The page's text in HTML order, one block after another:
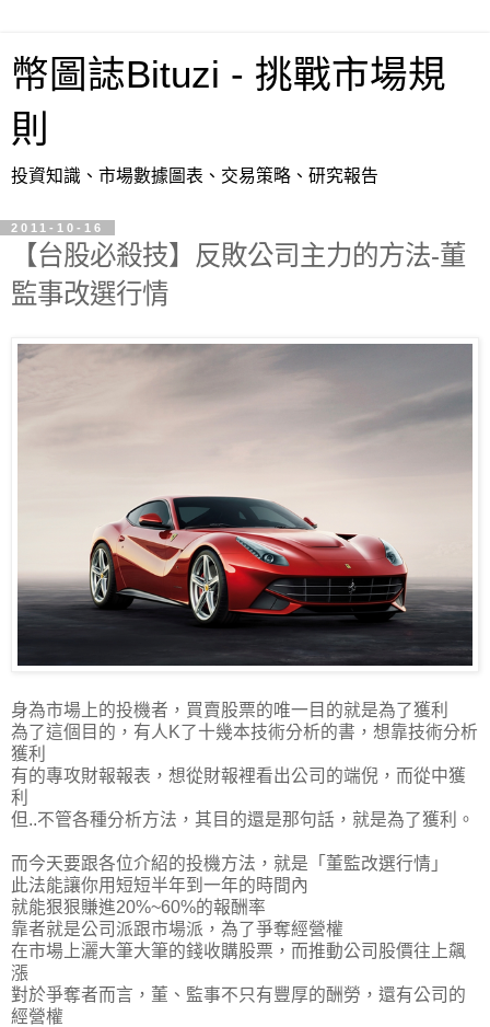
幣圖誌Bituzi - 挑戰市場規
則
投資知識、市場數據圖表、交易策略、研究報告
2011-10-16
【台股必殺技】反敗公司主力的方法-董
監事改選行情
身為市場上的投機者，買賣股票的唯一目的就是為了獲利
為了這個目的，有人K了十幾本技術分析的書，想靠技術分析
獲利
有的專攻財報報表，想從財報裡看出公司的端倪，而從中獲
利
但..不管各種分析方法，其目的還是那句話，就是為了獲利。
而今天要跟各位介紹的投機方法，就是「董監改選行情」
此法能讓你用短短半年到一年的時間內
就能狠狠賺進20%~60%的報酬率
靠者就是公司派跟市場派，為了爭奪經營權
在市場上灑大筆大筆的錢收購股票，而推動公司股價往上飆
漲
對於爭奪者而言，董、監事不只有豐厚的酬勞，還有公司的
經營權